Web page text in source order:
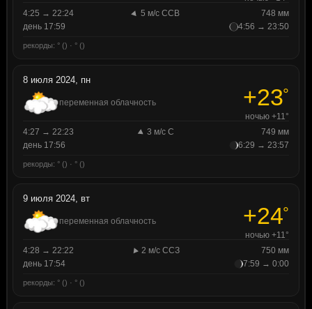
4:25 → 22:24
5 м/с ССВ
748 мм
день 17:59
4:56 → 23:50
рекорды: ° () · ° ()
8 июля 2024, пн
переменная облачность +23°
ночью +11°
4:27 → 22:23
3 м/с С
749 мм
день 17:56
6:29 → 23:57
рекорды: ° () · ° ()
9 июля 2024, вт
переменная облачность +24°
ночью +11°
4:28 → 22:22
2 м/с ССЗ
750 мм
день 17:54
7:59 → 0:00
рекорды: ° () · ° ()